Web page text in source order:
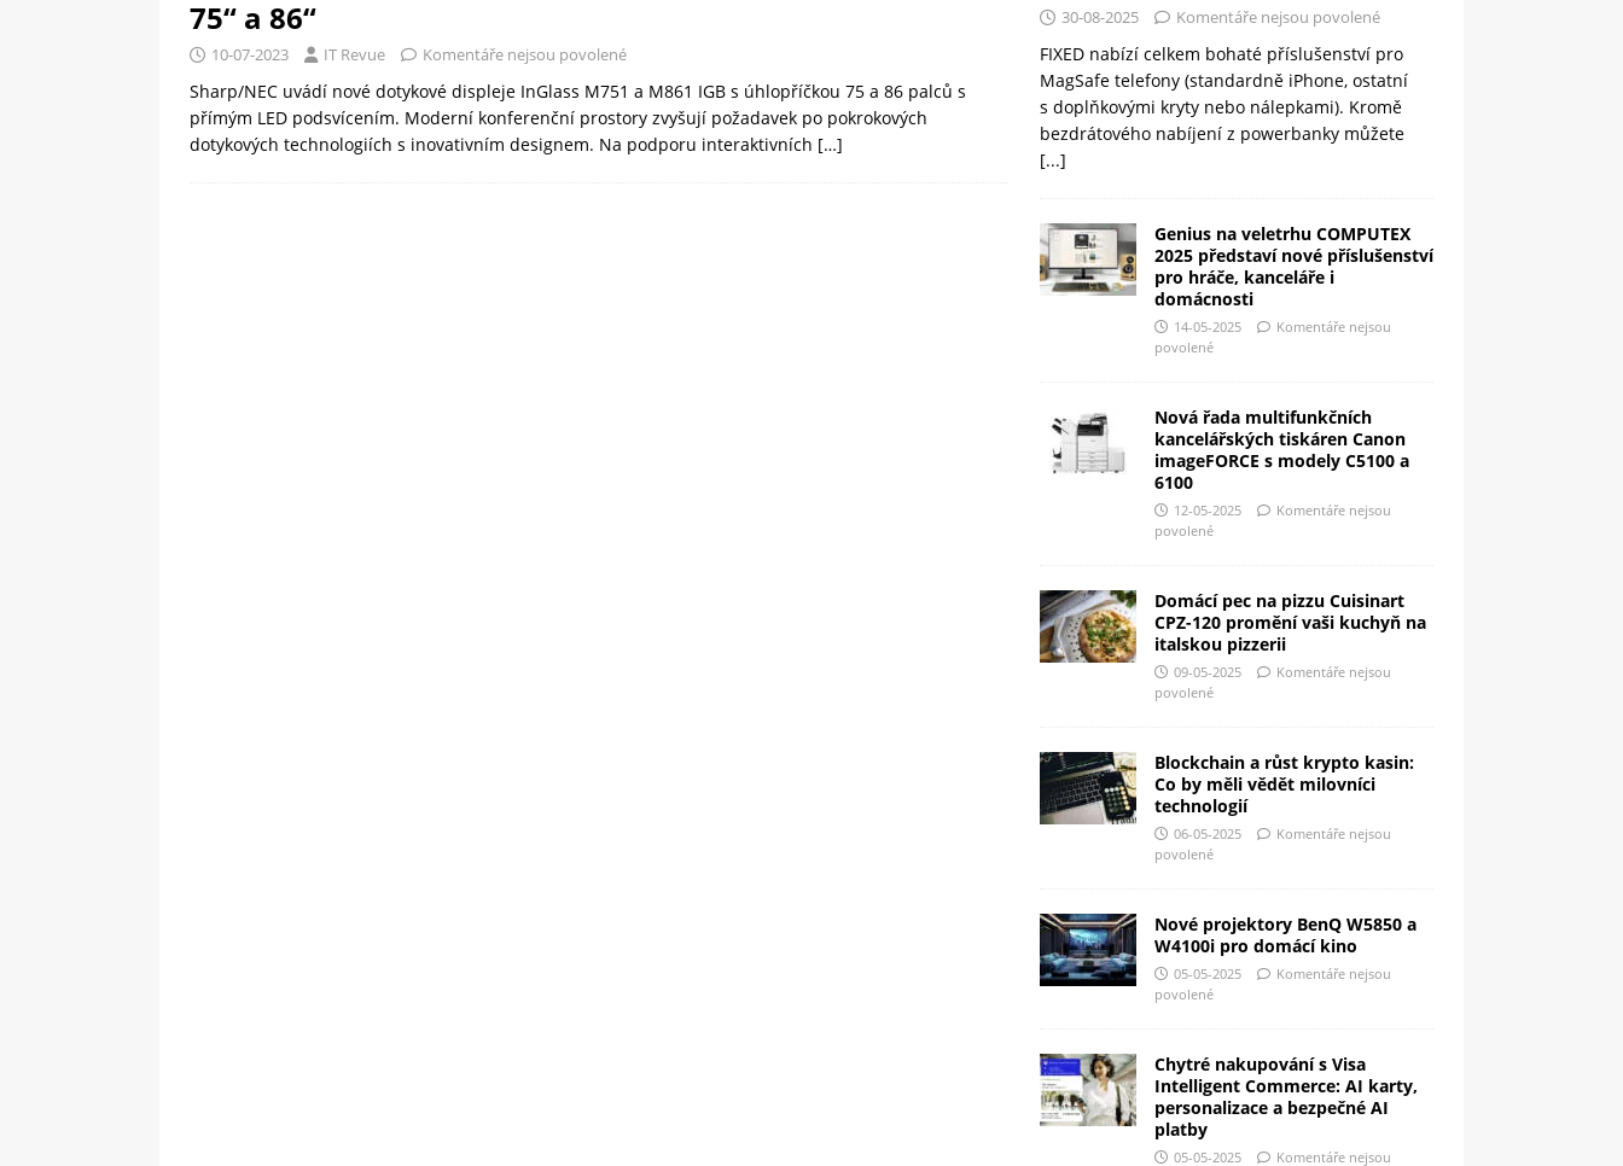
75“ a 86“
10-07-2023 IT Revue Komentáře nejsou povolené
Sharp/NEC uvádí nové dotykové displeje InGlass M751 a M861 IGB s úhlopříčkou 75 a 86 palců s
přímým LED podsvícením. Moderní konferenční prostory zvyšují požadavek po pokrokových
dotykových technologiích s inovativním designem. Na podporu interaktivních […]
30-08-2025 Komentáře nejsou povolené
FIXED nabízí celkem bohaté příslušenství pro
MagSafe telefony (standardně iPhone, ostatní
s doplňkovými kryty nebo nálepkami). Kromě
bezdrátového nabíjení z powerbanky můžete
[...]
Genius na veletrhu COMPUTEX
2025 představí nové příslušenství
pro hráče, kanceláře i
domácnosti
14-05-2025
Komentáře nejsou
povolené
Nová řada multifunkčních
kancelářských tiskáren Canon
imageFORCE s modely C5100 a
6100
12-05-2025
Komentáře nejsou
povolené
Domácí pec na pizzu Cuisinart
CPZ-120 promění vaši kuchyň na
italskou pizzerii
09-05-2025
Komentáře nejsou
povolené
Blockchain a růst krypto kasin:
Co by měli vědět milovníci
technologií
06-05-2025
Komentáře nejsou
povolené
Nové projektory BenQ W5850 a
W4100i pro domácí kino
05-05-2025
Komentáře nejsou
povolené
Chytré nakupování s Visa
Intelligent Commerce: AI karty,
personalizace a bezpečné AI
platby
05-05-2025 Komentáře nejsou